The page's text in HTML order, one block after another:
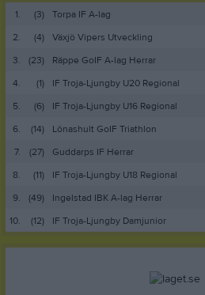
1. (3)
Torpa IF A-lag
2.
(4)
Växjö Vipers Utveckling
3.
(23)
Räppe GoIF A-lag Herrar
4.
(1)
IF Troja-Ljungby U20 Regional
5.
(6)
IF Troja-Ljungby U16 Regional
6.
(14)
Lönashult GoIF Triathlon
7.
(27)
Guddarps IF Herrar
8.
(11)
IF Troja-Ljungby U18 Regional
9.
(49)
Ingelstad IBK A-lag Herrar
10.
(12) IF Troja-Ljungby Damjunior